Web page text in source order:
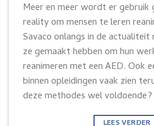
Meer en meer wordt er
reality om mensen te leren
Savaco onlangs in de
ze gemaakt hebben om hun
reanimeren met een AED. Ook
binnen opleidingen vaak zien
deze methodes wel